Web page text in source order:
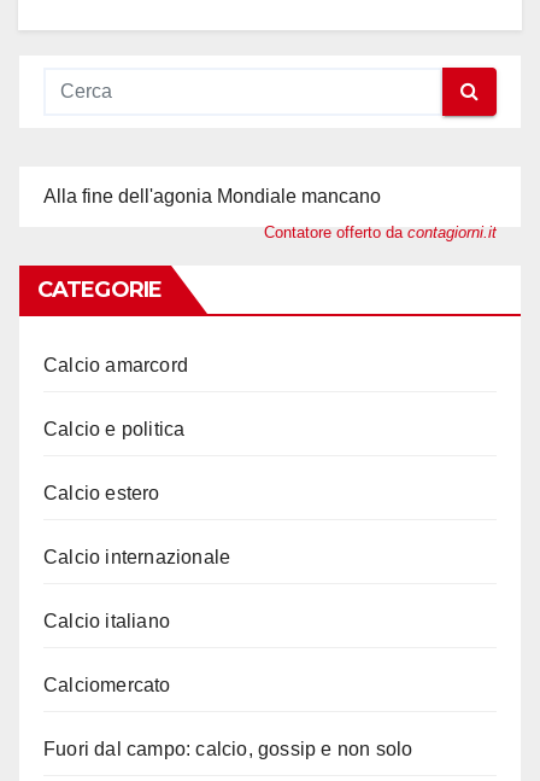
Alla fine dell'agonia Mondiale mancano
Contatore offerto da contagiorni.it
CATEGORIE
Calcio amarcord
Calcio e politica
Calcio estero
Calcio internazionale
Calcio italiano
Calciomercato
Fuori dal campo: calcio, gossip e non solo